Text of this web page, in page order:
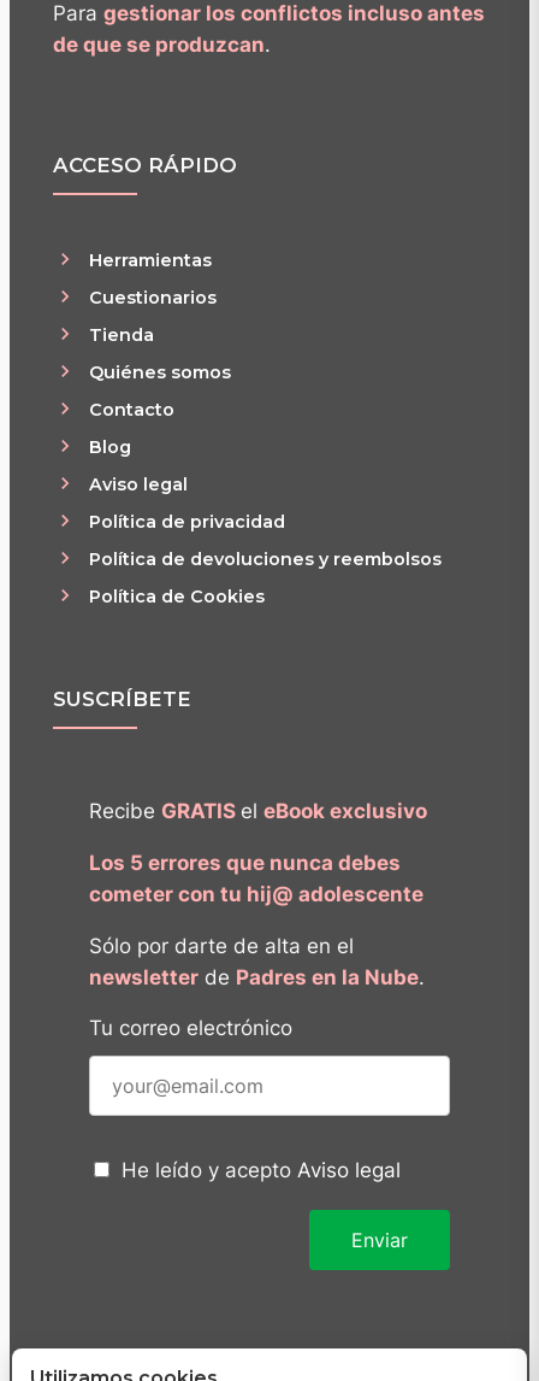
Para gestionar los conflictos incluso antes
de que se produzcan.
ACCESO RÁPIDO
Herramientas
Cuestionarios
Tienda
Quiénes somos
Contacto
Blog
Aviso legal
Política de privacidad
Política de devoluciones y reembolsos
Política de Cookies
SUSCRÍBETE
Recibe GRATIS el eBook exclusivo
Los 5 errores que nunca debes
cometer con tu hij@ adolescente
Sólo por darte de alta en el
newsletterde Padres en la Nube.
Tu correo electrónico
He leído y acepto Aviso legal